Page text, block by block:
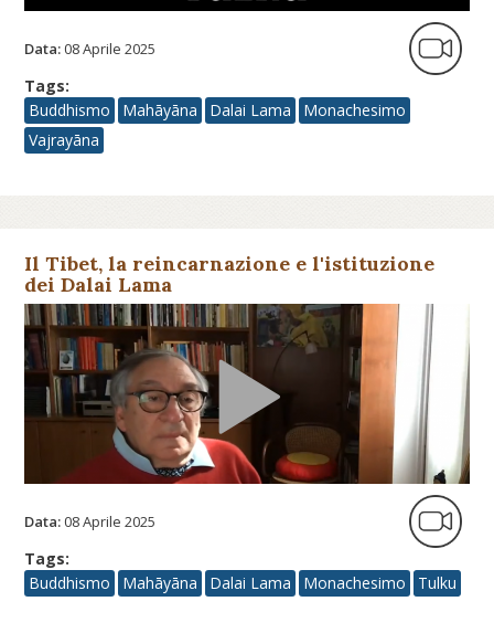
Data:08 Aprile 2025
Tags:
Buddhismo
Mahāyāna Dalai Lama
Monachesimo
Vajrayāna
Il Tibet, la reincarnazione e l'istituzione
dei Dalai Lama
Data:08 Aprile 2025
Tags:
Buddhismo
Mahāyāna Dalai Lama Monachesimo Tulku